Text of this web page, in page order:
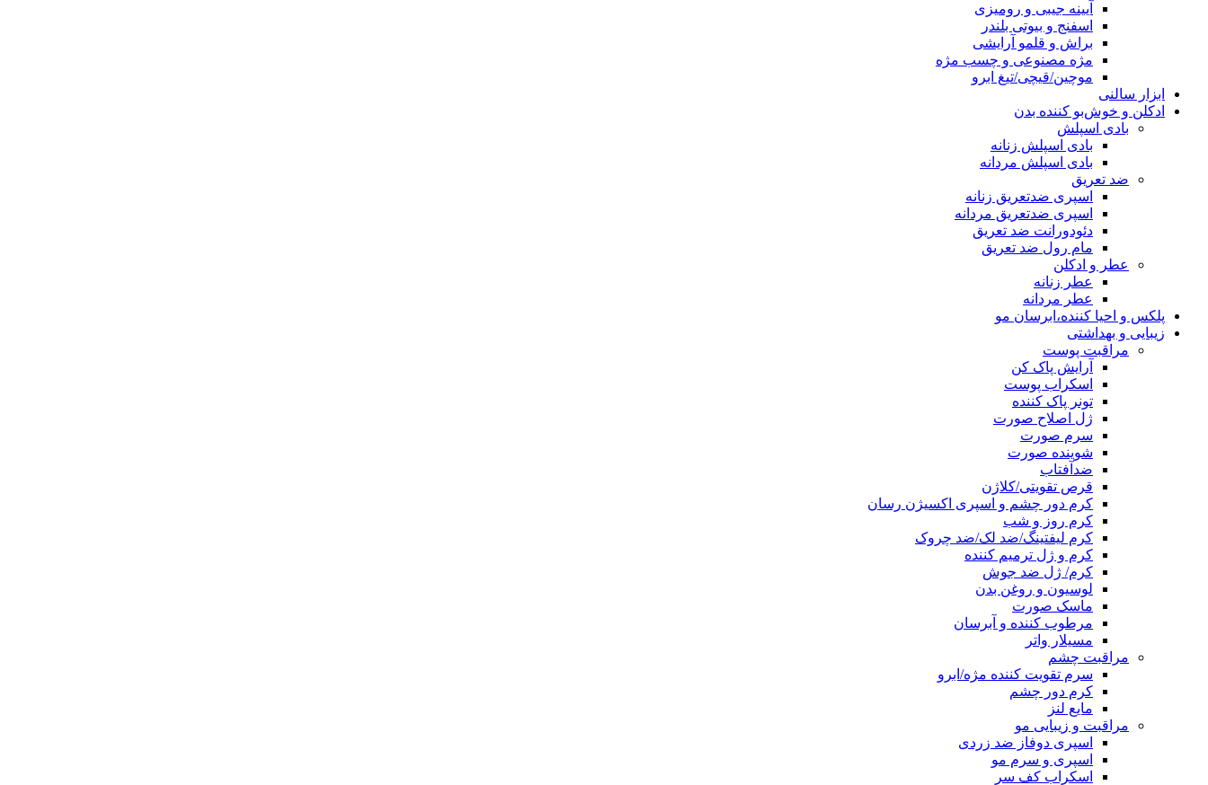
آیینه جیبی و رومیزی
اسفنج و بیوتی بلندر
براش و قلمو آرایشی
مژه مصنوعی و چسب مژه
موچین/قیچی/تیغ ابرو
ابزار سالنی
ادکلن و خوش‌بو کننده بدن
بادی اسپلش
بادی اسپلش زنانه
بادی اسپلش مردانه
ضد تعریق
اسپری ضدتعریق زنانه
اسپری ضدتعریق مردانه
دئودورانت ضد تعریق
مام رول ضد تعریق
عطر و ادکلن
عطر زنانه
عطر مردانه
پلکس و احیا کننده،ابرسان مو
زیبایی و بهداشتی
مراقبت پوست
آرایش پاک کن
اسکراب پوست
تونر پاک کننده
ژل اصلاح صورت
سرم صورت
شوینده صورت
ضدآفتاب
قرص تقویتی/کلاژن
کرم دور چشم و اسپری اکسیژن رسان
کرم روز و شب
کرم لیفتینگ/ضد لک/ضد چروک
کرم و ژل ترمیم کننده
کرم/ ژل ضد جوش
لوسیون و روغن بدن
ماسک صورت
مرطوب کننده و آبرسان
مسیلار واتر
مراقبت چشم
سرم تقویت کننده مژه/ابرو
کرم دور چشم
مایع لنز
مراقبت و زیبایی مو
اسپری دوفاز ضد زردی
اسپری و سرم مو
اسکراب کف سر